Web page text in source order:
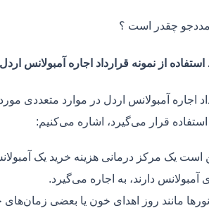
چقدر است ؟
استفاده از نمونه قرارداد اجاره آمبولانس اردل
اجاره آمبولانس اردل در موارد متعددی
قرار می‌گیرد، اشاره می‌کنیم:
یک مرکز درمانی هزینه خرید یک
آمبولانس دارند، به اجاره می‌گیرد.
مانند روز اهدای خون یا بعضی